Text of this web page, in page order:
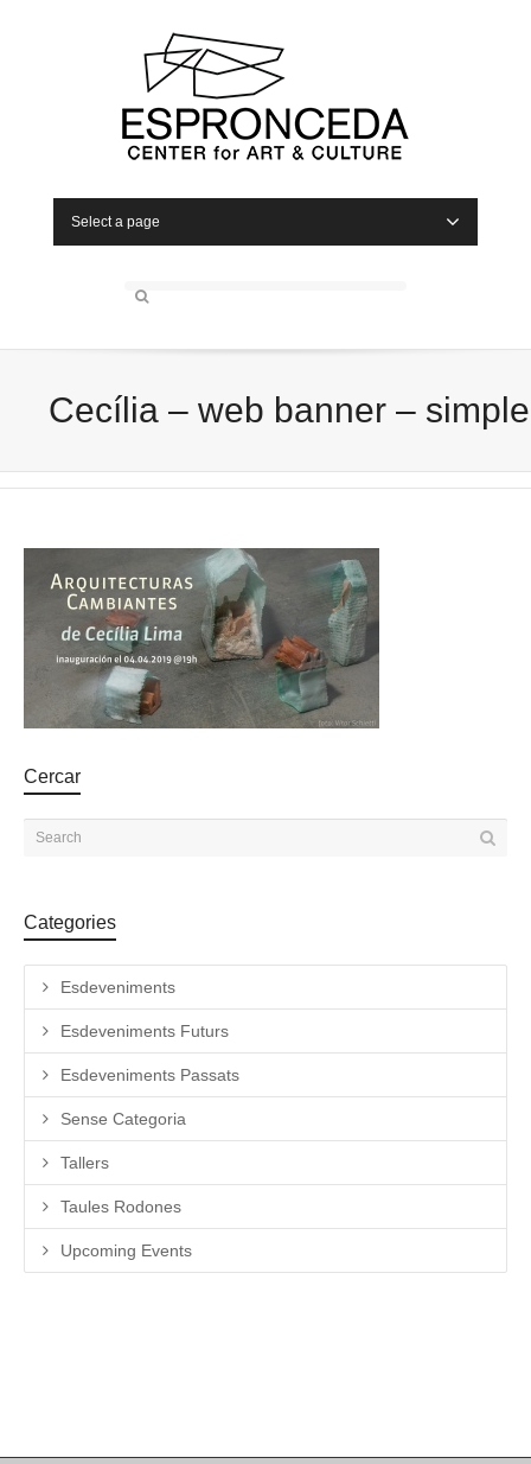
Select a page
Cecília – web banner – simple
Cercar
Categories
Esdeveniments
Esdeveniments Futurs
Esdeveniments Passats
Sense Categoria
Tallers
Taules Rodones
Upcoming Events